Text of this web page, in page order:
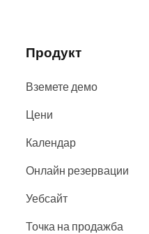
Продукт
Вземете демо
Цени
Календар
Онлайн резервации
Уебсайт
Точка на продажба